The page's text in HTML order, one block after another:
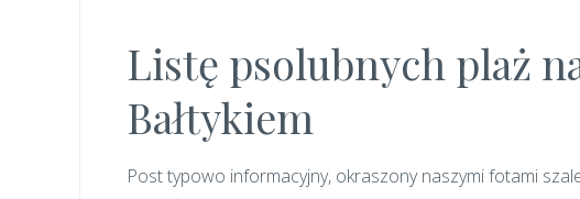
Listę psolubnych plaż
Bałtykiem
Post typowo informacyjny, okraszony naszymi fotami